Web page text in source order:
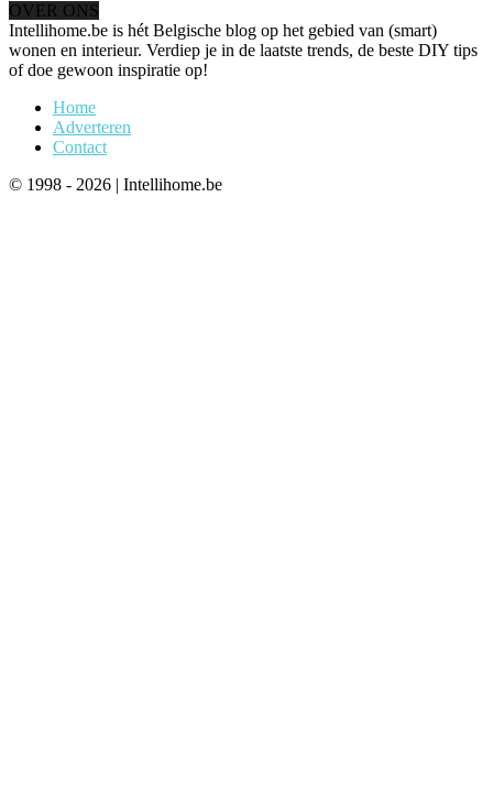
OVER ONS
Intellihome.be is hét Belgische blog op het gebied van (smart)
wonen en interieur. Verdiep je in de laatste trends, de beste DIY tips
of doe gewoon inspiratie op!
Home
Adverteren
Contact
© 1998 - 2026 | Intellihome.be